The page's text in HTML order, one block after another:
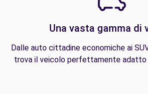
Una vasta gamma di
Dalle auto cittadine economiche ai
trova il veicolo perfettamente adatto